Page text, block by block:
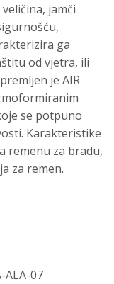
jamči
ga
od vjetra, ili
je AIR
se potpuno
Karakteristike
remenu za bradu,
za remen.
ALA-07